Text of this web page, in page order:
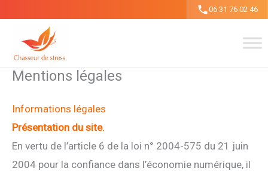
contenu
06 31 76 02 46
Mentions légales
Informations légales
Présentation du site.
En vertu de l’article 6 de la loi n° 2004-575 du 21 juin
2004 pour la confiance dans l’économie numérique, il